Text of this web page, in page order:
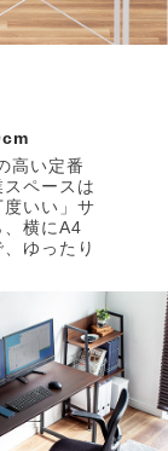
高い定番
ペースは
いい」サ
、横にA4
ゆったり